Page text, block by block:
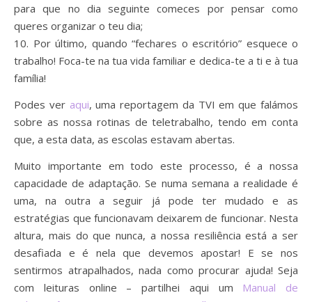
para que no dia seguinte comeces por pensar como
queres organizar o teu dia; ⁣
10. Por último, quando “fechares o escritório” esquece o
trabalho! Foca-te na tua vida familiar e dedica-te a ti e à tua
família! ⁣
Podes ver aqui, uma reportagem da TVI em que falámos
sobre as nossa rotinas de teletrabalho, tendo em conta
que, a esta data, as escolas estavam abertas.
Muito importante em todo este processo, é a nossa
capacidade de adaptação. Se numa semana a realidade é
uma, na outra a seguir já pode ter mudado e as
estratégias que funcionavam deixarem de funcionar. Nesta
altura, mais do que nunca, a nossa resiliência está a ser
desafiada e é nela que devemos apostar! E se nos
sentirmos atrapalhados, nada como procurar ajuda! Seja
com leituras online – partilhei aqui um Manual de